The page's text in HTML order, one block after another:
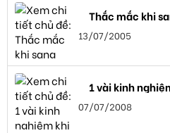
Thắc mắc khi
13/07/2005
1 vài kinh
07/07/2008